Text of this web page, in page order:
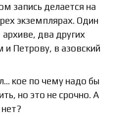
запись делается на
экземплярах. Один
два других
и Петрову, в азовский
кое по чему надо бы
но это не срочно. А